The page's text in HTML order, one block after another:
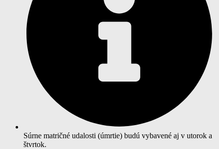
Súrne matričné udalosti (úmrtie) budú vybavené aj v utorok a
štvrtok.